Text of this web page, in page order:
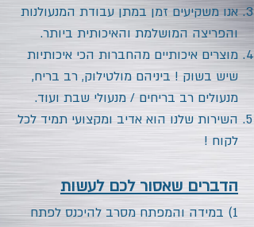
אנו משקיעים זמן במתן עבודת המנעולנות
והפריצה המושלמת והאיכותית ביותר.
מוצרים איכותיים מהחברות הכי איכותיות
שיש בשוק ! ביניהם מולטילוק, רב בריח,
מנעולים רב בריחים / מנעולי שבת ועוד.
השירות שלנו הוא אדיב ומקצועי תמיד לכל
לקוח !
הדברים שאסור לכם לעשות
1) במידה והמפתח מסרב להיכנס לפתח